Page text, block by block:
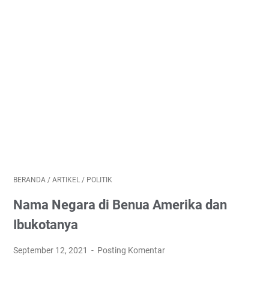
BERANDA / ARTIKEL / POLITIK
Nama Negara di Benua Amerika dan
Ibukotanya
September 12, 2021 Posting Komentar